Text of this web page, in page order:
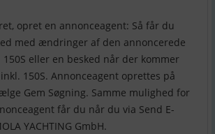
opret en annonceagent: Så får du
med ændringer af den annoncerede
150S eller en besked når der kommer
150S. Annonceagent oprettes på
Gem Søgning. Samme mulighed for
får du når du via Send E-
YACHTING GmbH.